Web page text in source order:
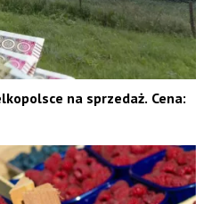
na sprzedaż. Cena: